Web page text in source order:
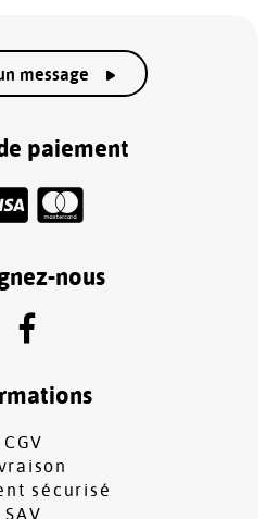
message
paiement
nous
CGV
sécurisé
SAV